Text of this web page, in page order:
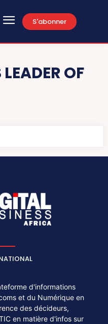
S'abonner
OF
d'informations
et du Numérique en
des décideurs,
en matière d'infos sur